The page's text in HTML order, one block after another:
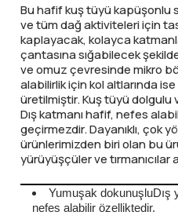
Bu hafif kuş tüyü kapüşonlu
ve tüm dağ aktiviteleri için
kaplayacak, kolayca
çantasına sığabilecek
ve omuz çevresinde mikro
alabilirlik için kol altlarında
üretilmiştir. Kuş tüyü dolgulu
Dış katmanı hafif, nefes
geçirmezdir. Dayanıklı, çok
ürünlerimizden biri olan bu
yürüyüşçüler ve tırmanıcılar
Yumuşak dokunuşluDış
nefes alabilir özelliktedir.